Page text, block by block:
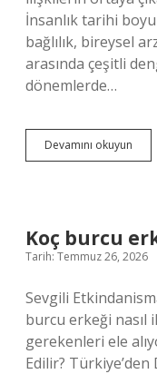
İnsanlık tarihi
bağlılık, bireysel
arasında çeşitli
dönemlerde…
Devamını okuyun
mı
?
Koç burcu
Tarih: Temmuz 26, 2026
Sevgili
burcu erkeği nasıl
gerekenleri ele
Edilir?